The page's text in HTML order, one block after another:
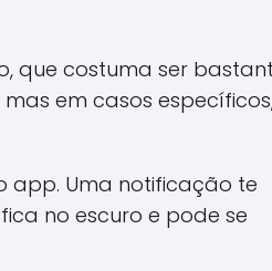
que costuma ser
em casos
app. Uma notificação te
no escuro e pode se